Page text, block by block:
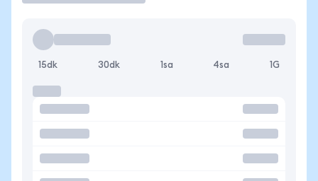
15dk 30dk 1sa 4sa 1G